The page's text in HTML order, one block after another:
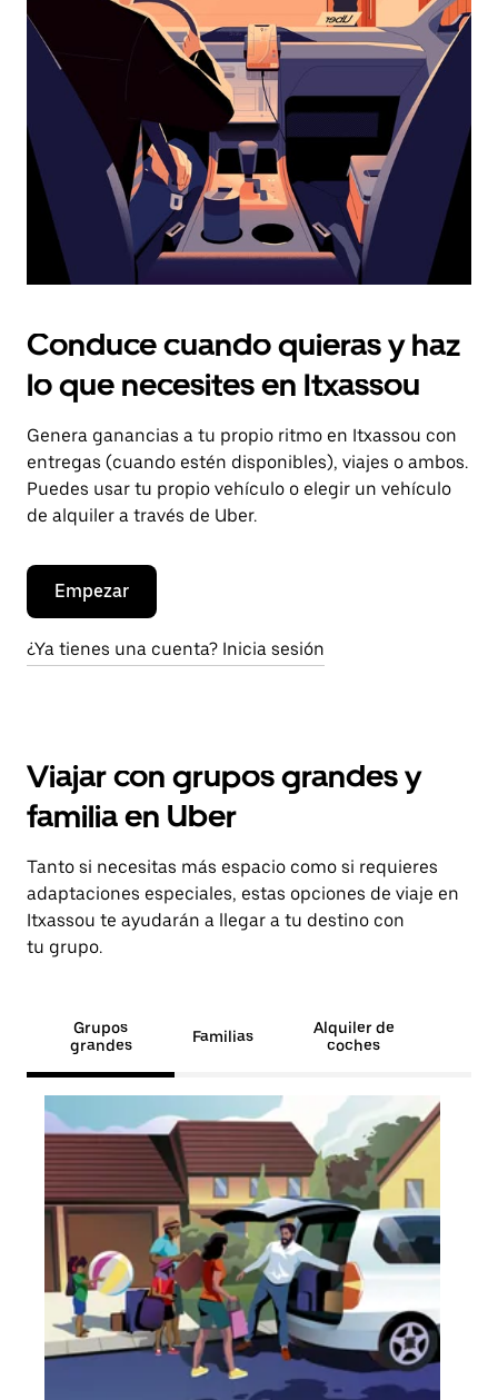
el
botón
escape
el
calendario.
Conduce cuando quieras y haz
lo que necesites en Itxassou
Genera ganancias a tu propio ritmo en Itxassou con
entregas (cuando estén disponibles), viajes o ambos.
Puedes usar tu propio vehículo o elegir un vehículo
de alquiler a través de Uber.
Empezar
¿Ya tienes una cuenta? Inicia sesión
Viajar con grupos grandes y
familia en Uber
Tanto si necesitas más espacio como si requieres
adaptaciones especiales, estas opciones de viaje en
Itxassou te ayudarán a llegar a tu destino con
tu grupo.
Grupos
grandes
Familias
Alquiler de
coches